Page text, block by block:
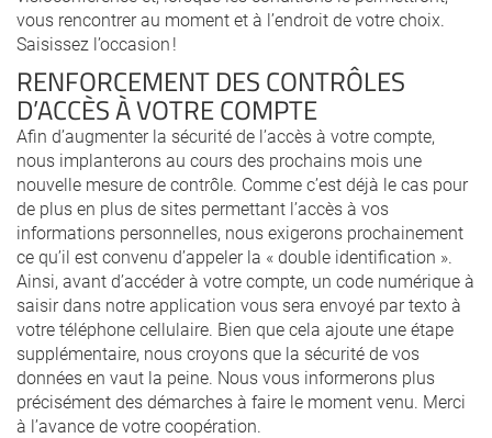
vous rencontrer au moment et à l’endroit de votre choix.
Saisissez l’occasion !
RENFORCEMENT DES CONTRÔLES
D’ACCÈS À VOTRE COMPTE
Afin d’augmenter la sécurité de l’accès à votre compte,
nous implanterons au cours des prochains mois une
nouvelle mesure de contrôle. Comme c’est déjà le cas pour
de plus en plus de sites permettant l’accès à vos
informations personnelles, nous exigerons prochainement
ce qu’il est convenu d’appeler la « double identification ».
Ainsi, avant d’accéder à votre compte, un code numérique à
saisir dans notre application vous sera envoyé par texto à
votre téléphone cellulaire. Bien que cela ajoute une étape
supplémentaire, nous croyons que la sécurité de vos
données en vaut la peine. Nous vous informerons plus
précisément des démarches à faire le moment venu. Merci
à l’avance de votre coopération.